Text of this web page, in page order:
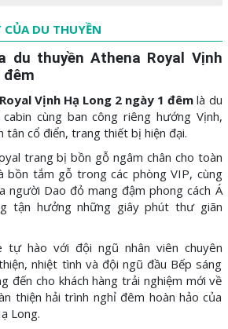
DU THUYỀN
du thuyền Athena Royal Vịnh
đêm
Vịnh Hạ Long 2 ngày 1 đêm là du
cùng ban công riêng hướng Vịnh,
tân cổ điển, trang thiết bị hiện đại.
trang bị bồn gỗ ngâm chân cho toàn
bồn tắm gỗ trong các phòng VIP, cùng
người Dao đỏ mang đậm phong cách Á
tận hưởng những giây phút thư giãn
tự hào với đội ngũ nhân viên chuyên
nhiệt tình và đội ngũ đầu Bếp sáng
đến cho khách hàng trải nghiệm mới về
thiện hải trình nghỉ đêm hoàn hảo của
Long.